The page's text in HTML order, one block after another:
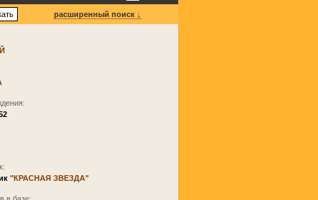
расширенный поиск ↓
"КРАСНАЯ ЗВЕЗДА"